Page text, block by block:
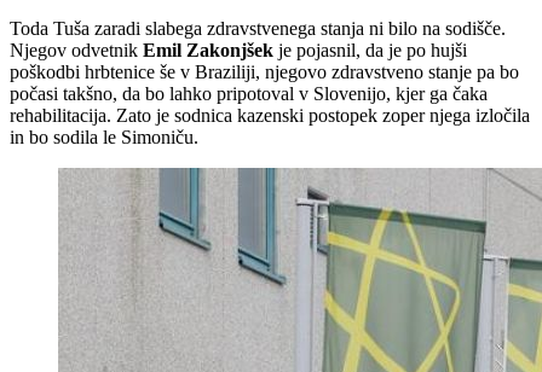
Toda Tuša zaradi slabega zdravstvenega stanja ni bilo na sodišče.
Njegov odvetnik Emil Zakonjšek je pojasnil, da je po hujši
poškodbi hrbtenice še v Braziliji, njegovo zdravstveno stanje pa bo
počasi takšno, da bo lahko pripotoval v Slovenijo, kjer ga čaka
rehabilitacija. Zato je sodnica kazenski postopek zoper njega izločila
in bo sodila le Simoniču.